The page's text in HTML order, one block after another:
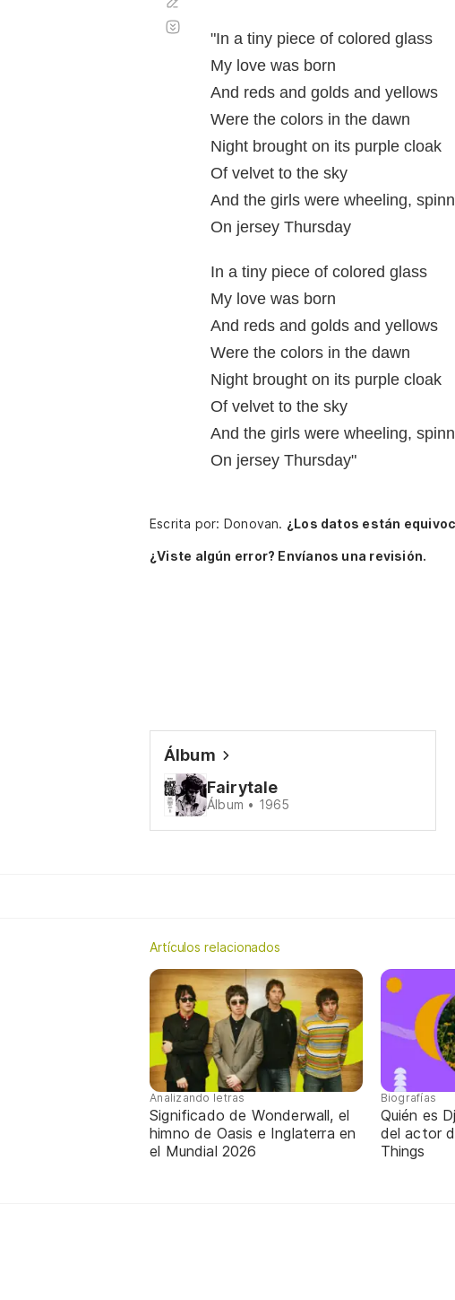
"In a tiny piece of colored glass
My love was born
And reds and golds and yellows
Were the colors in the dawn
Night brought on its purple cloak
Of velvet to the sky
And the girls were wheeling,
On jersey Thursday
In a tiny piece of colored glass
My love was born
And reds and golds and yellows
Were the colors in the dawn
Night brought on its purple cloak
Of velvet to the sky
And the girls were wheeling,
On jersey Thursday"
automático
Escrita por: Donovan. ¿Los datos están
¿Viste algún error? Envíanos una revisión.
Álbum
Fairytale
Álbum • 1965
Artículos relacionados
Analizando letras
Significado de Wonderwall, el
himno de Oasis e Inglaterra en
el Mundial 2026
Biografías
Quién es
del actor
Things